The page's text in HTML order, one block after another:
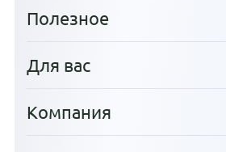
Полезное
Для вас
Компания